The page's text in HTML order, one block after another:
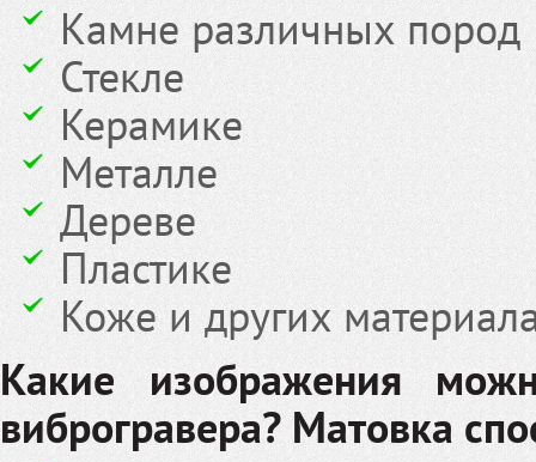
Камне различных пород
Стекле
Керамике
Металле
Дереве
Пластике
Коже и других
Какие изображения
виброгравера? Матовка